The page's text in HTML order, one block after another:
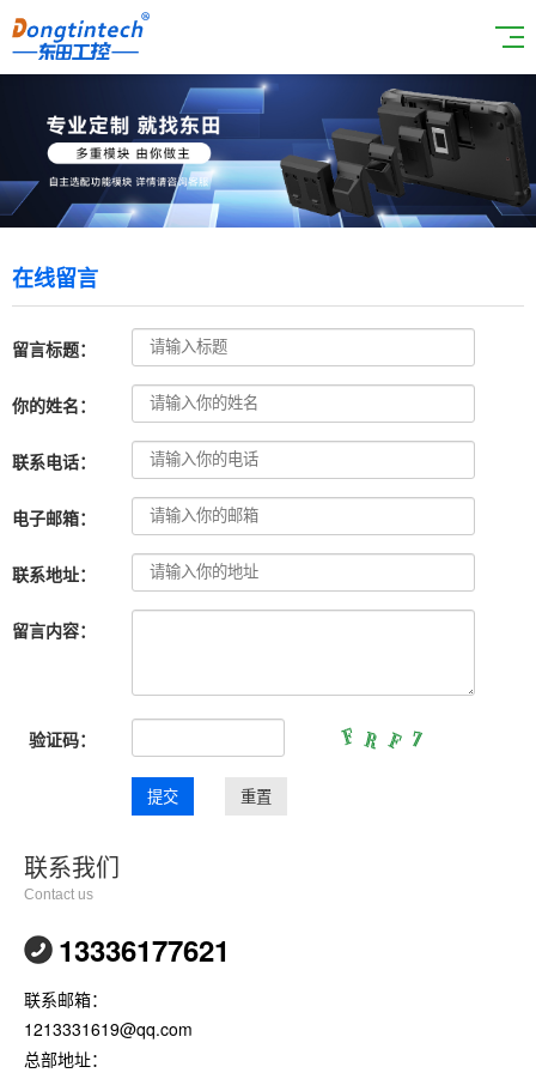
在线留言
留言标题：
你的姓名：
联系电话：
电子邮箱：
联系地址：
留言内容：
验证码：
联系我们
Contact us
13336177621
联系邮箱：
1213331619@qq.com
总部地址：